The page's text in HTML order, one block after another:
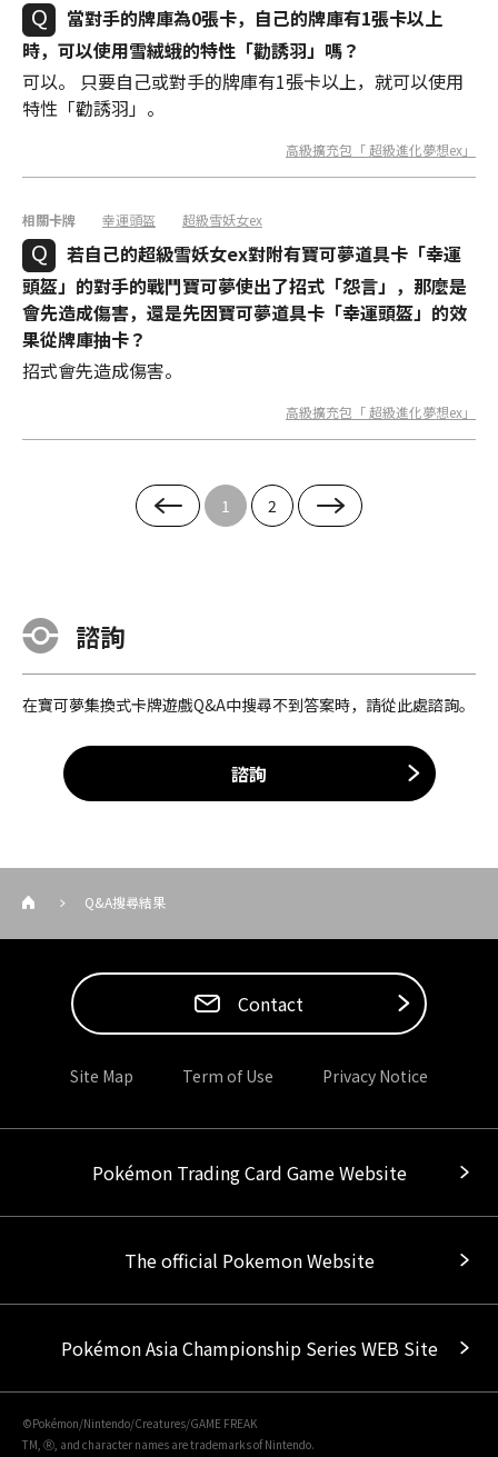
當對手的牌庫為0張卡，自己的牌庫有1張卡以上
時，可以使用雪絨蛾的特性「勸誘羽」嗎？
可以。 只要自己或對手的牌庫有1張卡以上，就可以使用
特性「勸誘羽」。
高級擴充包「 超級進化夢想ex」
相關卡牌 幸運頭盔 超級雪妖女ex
若自己的超級雪妖女ex對附有寶可夢道具卡「幸運
頭盔」的對手的戰鬥寶可夢使出了招式「怨言」，那麼是
會先造成傷害，還是先因寶可夢道具卡「幸運頭盔」的效
果從牌庫抽卡？
招式會先造成傷害。
高級擴充包「 超級進化夢想ex」
1 2
諮詢
在寶可夢集換式卡牌遊戲Q&A中搜尋不到答案時，請從此處諮詢。
諮詢
Q&A搜尋結果
Contact
Site Map Term of Use Privacy Notice
Pokémon Trading Card Game Website
The official Pokemon Website
Pokémon Asia Championship Series WEB Site
©Pokémon/Nintendo/Creatures/GAME FREAK
TM, Ⓡ, and character names are trademarks of Nintendo.